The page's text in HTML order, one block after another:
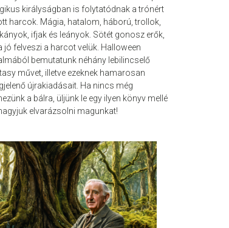
királyságban is folytatódnak a trónért
harcok. Mágia, hatalom, háború, trollok,
ifjak és leányok. Sötét gonosz erők,
jó felveszi a harcot velük. Halloween
bemutatunk néhány lebilincselő
művet, illetve ezeknek hamarosan
újrakiadásait. Ha nincs még
a bálra, üljünk le egy ilyen könyv mellé
elvarázsolni magunkat!
ATTILA JAN 12, 2011